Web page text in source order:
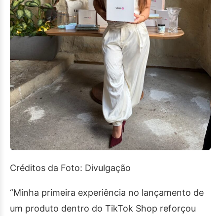
Créditos da Foto: Divulgação
“Minha primeira experiência no lançamento de
um produto dentro do TikTok Shop reforçou